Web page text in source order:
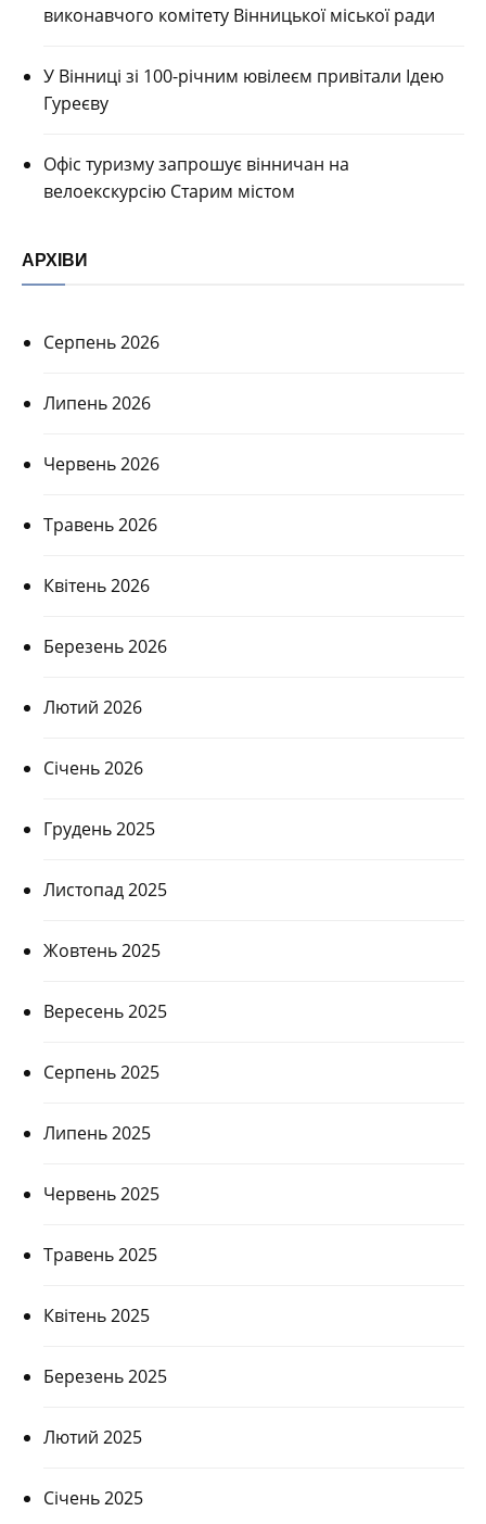
виконавчого комітету Вінницької міської ради
У Вінниці зі 100-річним ювілеєм привітали Ідею
Гуреєву
Офіс туризму запрошує вінничан на
велоекскурсію Старим містом
АРХІВИ
Серпень 2026
Липень 2026
Червень 2026
Травень 2026
Квітень 2026
Березень 2026
Лютий 2026
Січень 2026
Грудень 2025
Листопад 2025
Жовтень 2025
Вересень 2025
Серпень 2025
Липень 2025
Червень 2025
Травень 2025
Квітень 2025
Березень 2025
Лютий 2025
Січень 2025